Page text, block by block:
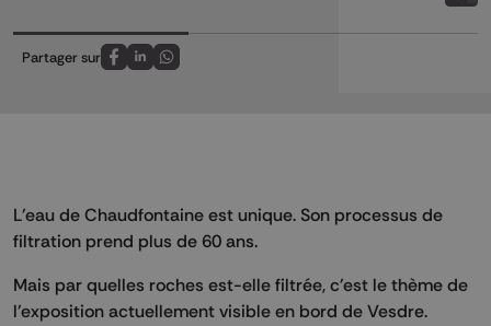
Partager sur
Partagez sur FaceBook
Partagez sur LinkedIn
Partagez sur Whatsapp
L'eau de Chaudfontaine est unique. Son processus de
filtration prend plus de 60 ans.
Mais par quelles roches est-elle filtrée, c'est le thème de
l'exposition actuellement visible en bord de Vesdre.